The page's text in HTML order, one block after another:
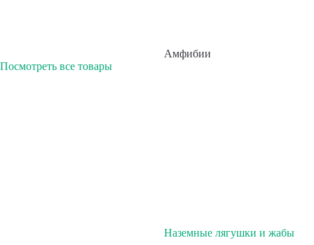
Амфибии
Посмотреть все товары
Наземные лягушки и жабы